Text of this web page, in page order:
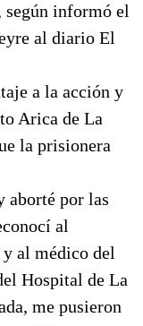
informó el
al diario El
a la acción y
Arica de La
la prisionera
aborté por las
al
al médico del
Hospital de La
me pusieron